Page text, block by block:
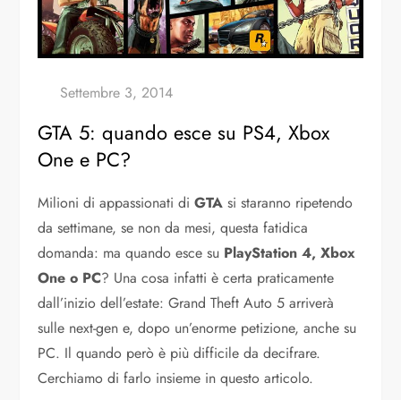
GTA 5: quando esce su PS4, Xbox
One e PC?
Milioni di appassionati diGTA si staranno ripetendo
da settimane, se non da mesi, questa fatidica
domanda: ma quando esce su PlayStation 4, Xbox
One o PC? Una cosa infatti è certa praticamente
dall’inizio dell’estate: Grand Theft Auto 5 arriverà
sulle next-gen e, dopo un’enorme petizione, anche su
PC. Il quando però è più difficile da decifrare.
Cerchiamo di farlo insieme in questo articolo.